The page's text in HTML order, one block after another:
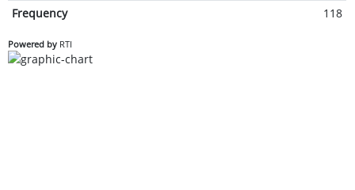
Frequency
118
Powered by RTI